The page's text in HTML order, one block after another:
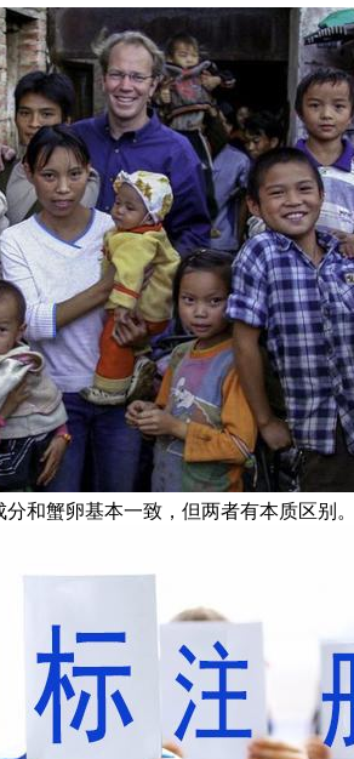
和蟹卵基本一致，但两者有本质区别